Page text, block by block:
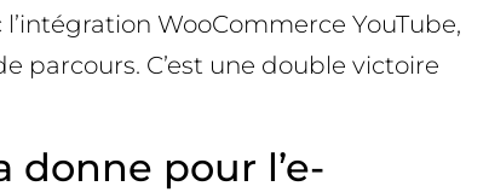
WooCommerce YouTube,
parcours. C’est une double victoire
donne pour l’e-